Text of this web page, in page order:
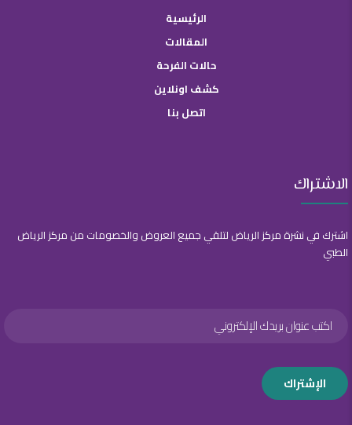
الرئيسية
المقالات
حالات الفرحة
كشف اونلاين
اتصل بنا
الاشتراك
اشترك في نشرة مركز الرياض لتلقي جميع العروض والخصومات من مركز الرياض
الطبي